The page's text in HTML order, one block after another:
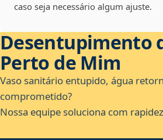
caso seja necessário algum ajuste.
Desentupimento
Perto de Mim
Vaso sanitário entupido, água
comprometido?
Nossa equipe soluciona com